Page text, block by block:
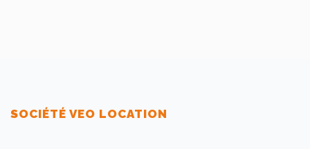
SOCIÉTÉ VEO LOCATION